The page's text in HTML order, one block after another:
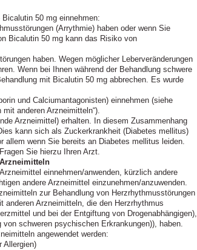
50 mg einnehmen:
(Arrythmie) haben oder wenn Sie
Bicalutin 50 mg kann das Risiko von
haben. Wegen möglicher Leberveränderungen
Wenn bei Ihnen während der Behandlung schwere
mit Bicalutin 50 mg abbrechen. Es wurde
und Calciumantagonisten) einnehmen (siehe
anderen Arzneimitteln“).
Arzneimittel) erhalten. In diesem Zusammenhang
kann sich als Zuckerkrankheit (Diabetes mellitus)
wenn Sie bereits an Diabetes mellitus leiden.
Sie hierzu Ihren Arzt.
einnehmen/anwenden, kürzlich andere
andere Arzneimittel einzunehmen/anzuwenden.
zur Behandlung von Herzrhythmusstörungen
Arzneimitteln, die den Herzrhythmus
und bei der Entgiftung von Drogenabhängigen),
schweren psychischen Erkrankungen)), haben.
angewendet werden:
Allergien)